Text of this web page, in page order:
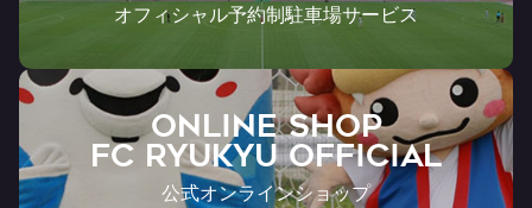
オフィシャル予約制駐車場サービス
ONLINE SHOP
FC RYUKYU OFFICIAL
公式オンラインショップ